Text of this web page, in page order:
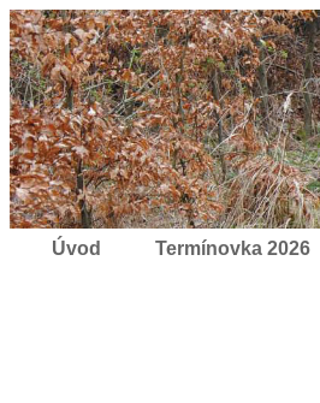
Úvod Termínovka 2026